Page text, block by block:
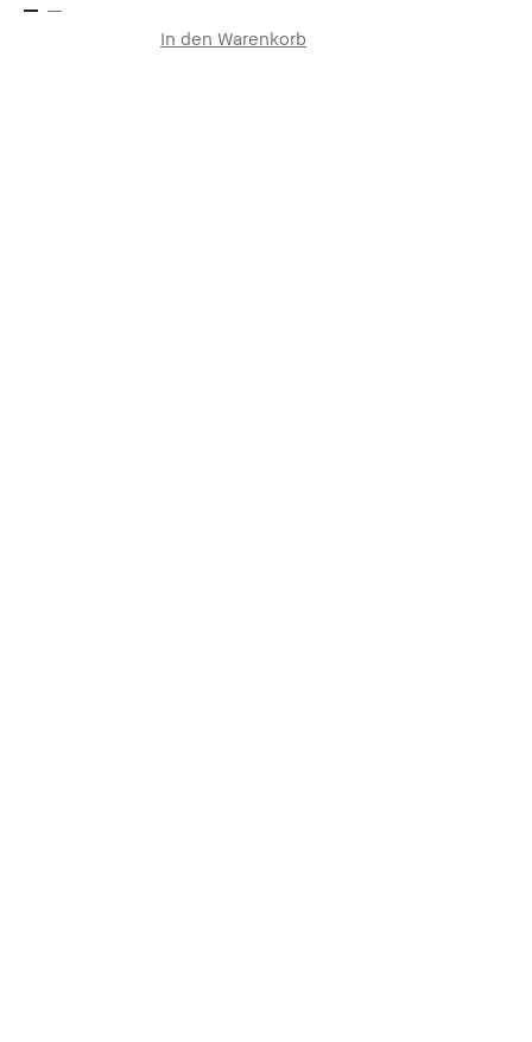
In den Warenkorb